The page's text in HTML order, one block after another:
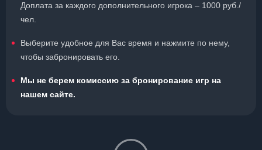
Доплата за каждого дополнительного игрока – 1000 руб./
чел.
Выберите удобное для Вас время и нажмите по нему,
чтобы забронировать его.
Мы не берем комиссию за бронирование игр на
нашем сайте.